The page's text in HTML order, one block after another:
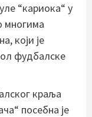
“кариока“ у
многима
који је
фудбалске
краља
посебна је